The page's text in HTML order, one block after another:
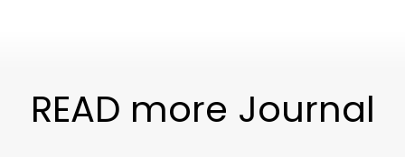
READ more Journal